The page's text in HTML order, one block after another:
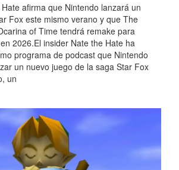
afirma que Nintendo lanzará un
Fox este mismo verano y que The
of Time tendrá remake para
2026.El insider Nate the Hate ha
programa de podcast que Nintendo
un nuevo juego de la saga Star Fox
un